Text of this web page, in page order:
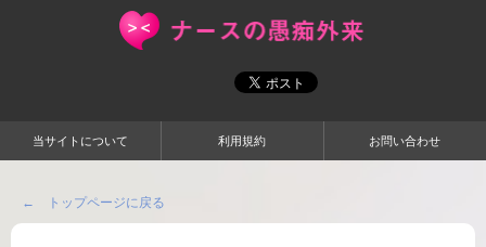
当サイトについて 利用規約 お問い合わせ
← トップページに戻る